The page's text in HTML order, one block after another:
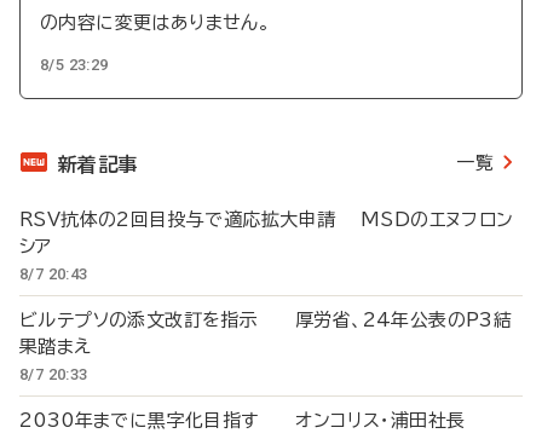
の内容に変更はありません。
8/5 23:29
新着記事 一覧
RSV抗体の2回目投与で適応拡大申請 MSDのエヌフロン
シア
8/7 20:43
ビルテプソの添文改訂を指示 厚労省、24年公表のP3結
果踏まえ
8/7 20:33
2030年までに黒字化目指す オンコリス・浦田社長